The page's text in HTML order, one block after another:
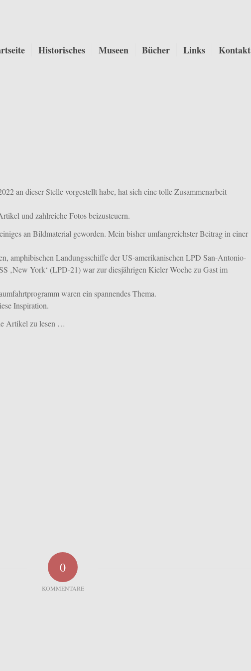
Historisches Museen Bücher Links Kontakt
an dieser Stelle vorgestellt habe, hat sich eine tolle Zusammenarbeit
und zahlreiche Fotos beizusteuern.
an Bildmaterial geworden. Mein bisher umfangreichster Beitrag in einer
amphibischen Landungsschiffe der US-amerikanischen LPD San-Antonio-
‚New York‘ (LPD-21) war zur diesjährigen Kieler Woche zu Gast im
waren ein spannendes Thema.
Inspiration.
Artikel zu lesen …
0
KOMMENTARE